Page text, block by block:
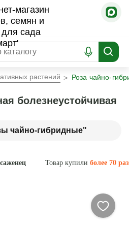
растений Роза чайно-
чайно-гибридные"
болезнеустойчивая
Товар купили более 70 раз